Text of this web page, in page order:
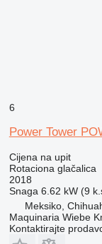
6
Power Tower
Cijena na upit
Rotaciona glačalica
2018
Snaga 6.62 kW (9
Meksiko,
Maquinaria Wiebe
Kontaktirajte